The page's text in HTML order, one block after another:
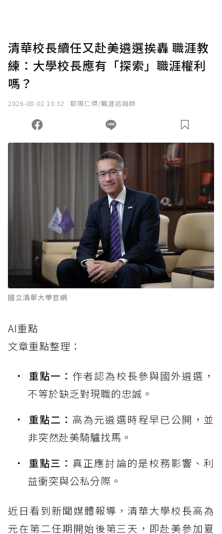
清華校長續任又赴美遴選挨轟 職涯教
練：大學校長應有「探索」職涯權利
嗎？
2026-08-02 10:32 歐陽仁傑/職涯諮詢師
國立清華大學官網
AI重點
文章重點整理：
重點一： 作者認為校長參與國外遴選，
不等於缺乏對現職的忠誠。
重點二： 高為元遴選時程早已公開，並
非突然赴美騎驢找馬。
重點三： 真正應討論的是校務影響、利
益衝突與公私分際。
近日看到新聞媒體報導，清華大學校長高為
元在第二任期開始後第三天，即赴美參加夏